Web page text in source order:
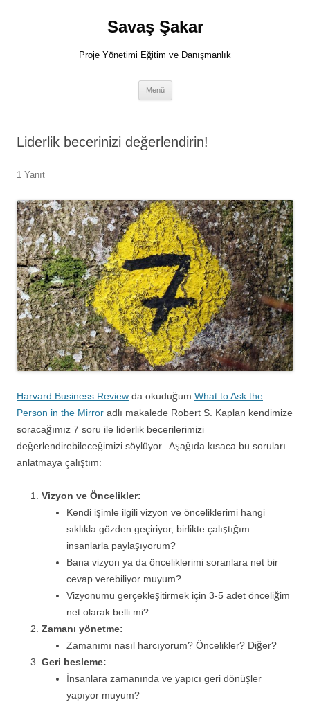
Savaş Şakar
Proje Yönetimi Eğitim ve Danışmanlık
Menü
Liderlik becerinizi değerlendirin!
1 Yanıt
Harvard Business Review da okuduğum What to Ask the
Person in the Mirror adlı makalede Robert S. Kaplan kendimize
soracağımız 7 soru ile liderlik becerilerimizi
değerlendirebileceğimizi söylüyor. Aşağıda kısaca bu soruları
anlatmaya çalıştım:
Vizyon ve Öncelikler:
Kendi işimle ilgili vizyon ve önceliklerimi hangi
sıklıkla gözden geçiriyor, birlikte çalıştığım
insanlarla paylaşıyorum?
Bana vizyon ya da önceliklerimi soranlara net bir
cevap verebiliyor muyum?
Vizyonumu gerçekleşitirmek için 3-5 adet önceliğim
net olarak belli mi?
Zamanı yönetme:
Zamanımı nasıl harcıyorum? Öncelikler? Diğer?
Geri besleme:
İnsanlara zamanında ve yapıcı geri dönüşler
yapıyor muyum?